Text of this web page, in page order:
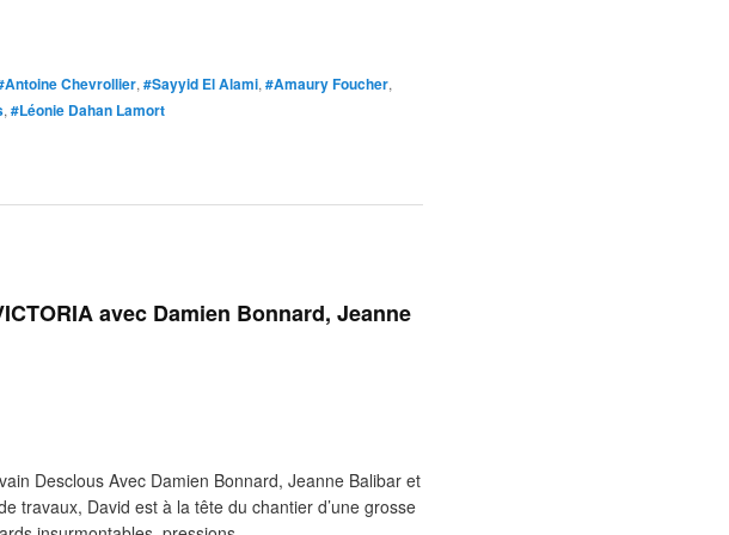
Chevrollier, #Sayyid El Alami, #Amaury Foucher,
, #Léonie Dahan Lamort
avec Damien Bonnard, Jeanne
Desclous Avec Damien Bonnard, Jeanne Balibar et
travaux, David est à la tête du chantier d’une grosse